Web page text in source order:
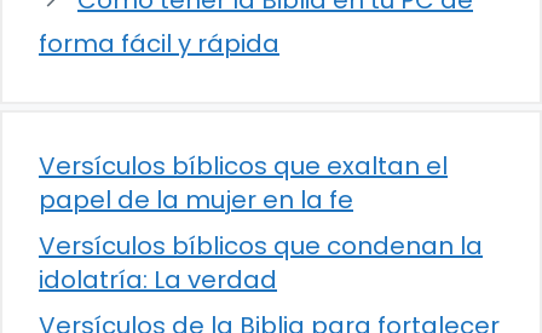
forma fácil y rápida
Versículos bíblicos que exaltan el
papel de la mujer en la fe
Versículos bíblicos que condenan la
idolatría: La verdad
Versículos de la Biblia para fortalecer